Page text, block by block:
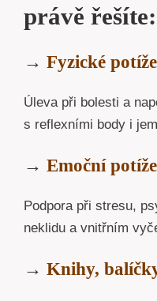
právě řešíte:
→ Fyzické potíže
Úleva při bolesti a
s reflexními body i
→ Emoční potíže
Podpora při stresu,
neklidu a vnitřním
→ Knihy,